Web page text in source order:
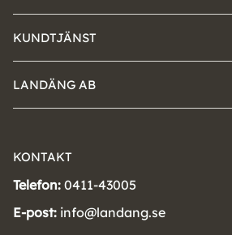
KUNDTJÄNST
LANDÄNG AB
KONTAKT
Telefon: 0411-43005
E-post: info@landang.se